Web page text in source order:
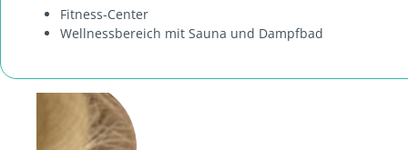
Fitness-Center
Wellnessbereich mit Sauna und Dampfbad